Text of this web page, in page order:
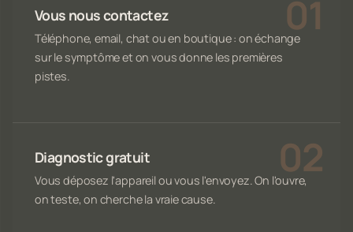
Vous nous contactez
Téléphone, email, chat ou en boutique : on échange
sur le symptôme et on vous donne les premières
pistes.
Diagnostic gratuit
Vous déposez l'appareil ou vous l'envoyez. On l'ouvre,
on teste, on cherche la vraie cause.